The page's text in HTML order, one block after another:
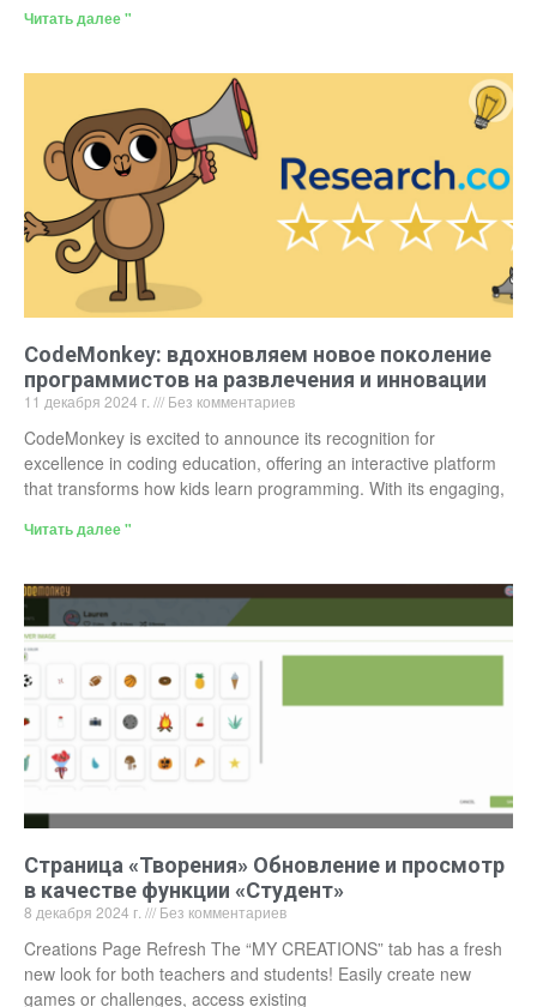
Читать далее "
CodeMonkey: вдохновляем новое поколение
программистов на развлечения и инновации
11 декабря 2024 г. Без комментариев
CodeMonkey is excited to announce its recognition for
excellence in coding education, offering an interactive platform
that transforms how kids learn programming. With its engaging,
Читать далее "
Страница «Творения» Обновление и просмотр
в качестве функции «Студент»
8 декабря 2024 г. Без комментариев
Creations Page Refresh The “MY CREATIONS” tab has a fresh
new look for both teachers and students! Easily create new
games or challenges, access existing